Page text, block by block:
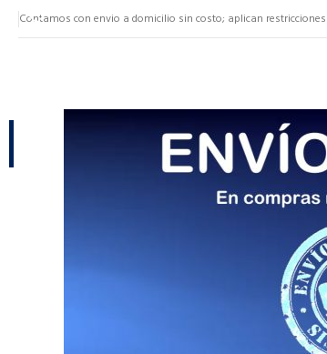
Contamos con envio a domicilio sin costo; aplican restricciones
NUESTRAS CATEGORÍAS
CATEGORÍAS